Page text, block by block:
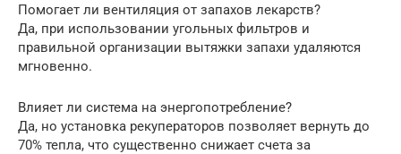
Помогает ли вентиляция от запахов лекарств?
Да, при использовании угольных фильтров и
правильной организации вытяжки запахи удаляются
мгновенно.
Влияет ли система на энергопотребление?
Да, но установка рекуператоров позволяет вернуть до
70% тепла, что существенно снижает счета за